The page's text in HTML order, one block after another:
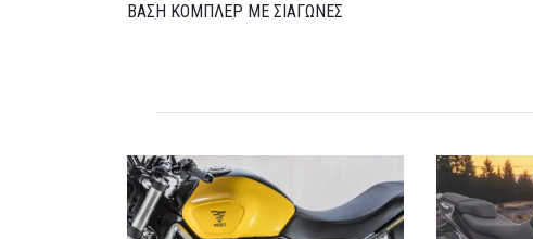
ΒΑΣΗ ΚΟΜΠΛΕΡ ΜΕ ΣΙΑΓΩΝΕΣ